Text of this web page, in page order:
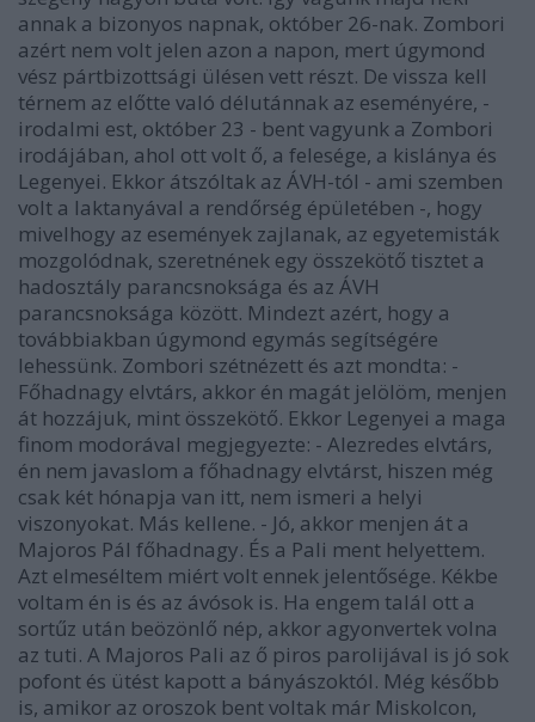
annak a bizonyos napnak, október 26-nak. Zombori
azért nem volt jelen azon a napon, mert úgymond
vész pártbizottsági ülésen vett részt. De vissza kell
térnem az előtte való délutánnak az eseményére, -
irodalmi est, október 23 - bent vagyunk a Zombori
irodájában, ahol ott volt ő, a felesége, a kislánya és
Legenyei. Ekkor átszóltak az ÁVH-tól - ami szemben
volt a laktanyával a rendőrség épületében -, hogy
mivelhogy az események zajlanak, az egyetemisták
mozgolódnak, szeretnének egy összekötő tisztet a
hadosztály parancsnoksága és az ÁVH
parancsnoksága között. Mindezt azért, hogy a
továbbiakban úgymond egymás segítségére
lehessünk. Zombori szétnézett és azt mondta: -
Főhadnagy elvtárs, akkor én magát jelölöm, menjen
át hozzájuk, mint összekötő. Ekkor Legenyei a maga
finom modorával megjegyezte: - Alezredes elvtárs,
én nem javaslom a főhadnagy elvtárst, hiszen még
csak két hónapja van itt, nem ismeri a helyi
viszonyokat. Más kellene. - Jó, akkor menjen át a
Majoros Pál főhadnagy. És a Pali ment helyettem.
Azt elmeséltem miért volt ennek jelentősége. Kékbe
voltam én is és az ávósok is. Ha engem talál ott a
sortűz után beözönlő nép, akkor agyonvertek volna
az tuti. A Majoros Pali az ő piros parolijával is jó sok
pofont és ütést kapott a bányászoktól. Még később
is, amikor az oroszok bent voltak már Miskolcon,